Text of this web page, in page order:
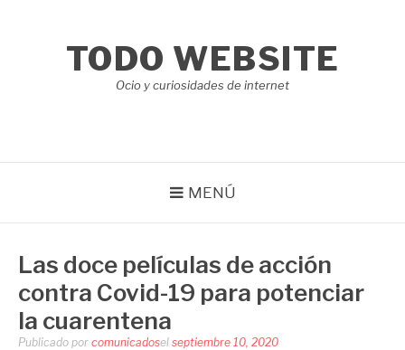
TODO WEBSITE
Ocio y curiosidades de internet
MENÚ
Las doce películas de acción
contra Covid-19 para potenciar
la cuarentena
Publicado por comunicadosel septiembre 10, 2020